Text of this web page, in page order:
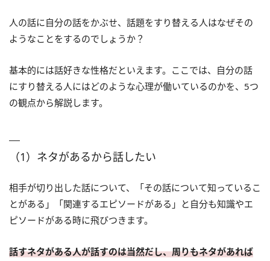
人の話に自分の話をかぶせ、話題をすり替える人はなぜその
ようなことをするのでしょうか？
基本的には話好きな性格だといえます。ここでは、自分の話
にすり替える人にはどのような心理が働いているのかを、5つ
の観点から解説します。
（1）ネタがあるから話したい
相手が切り出した話について、「その話について知っているこ
とがある」「関連するエピソードがある」と自分も知識やエ
ピソードがある時に飛びつきます。
話すネタがある人が話すのは当然だし、周りもネタがあれば